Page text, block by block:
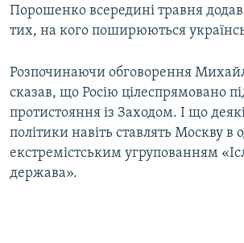
Порошенко всередині травня додав
тих, на кого поширюються
Розпочинаючи обговорення
сказав, що Росію цілеспрямовано
протистояння із Заходом. І що
політики навіть ставлять Москву в
екстремістським угрупованням
держава».